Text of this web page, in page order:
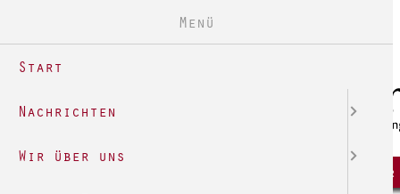
Wir
Menü
Start
Nachrichten
Wir über uns